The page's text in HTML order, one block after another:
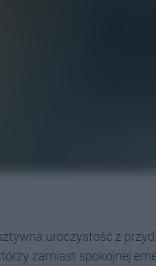
uroczystość z
zamiast spokojnej